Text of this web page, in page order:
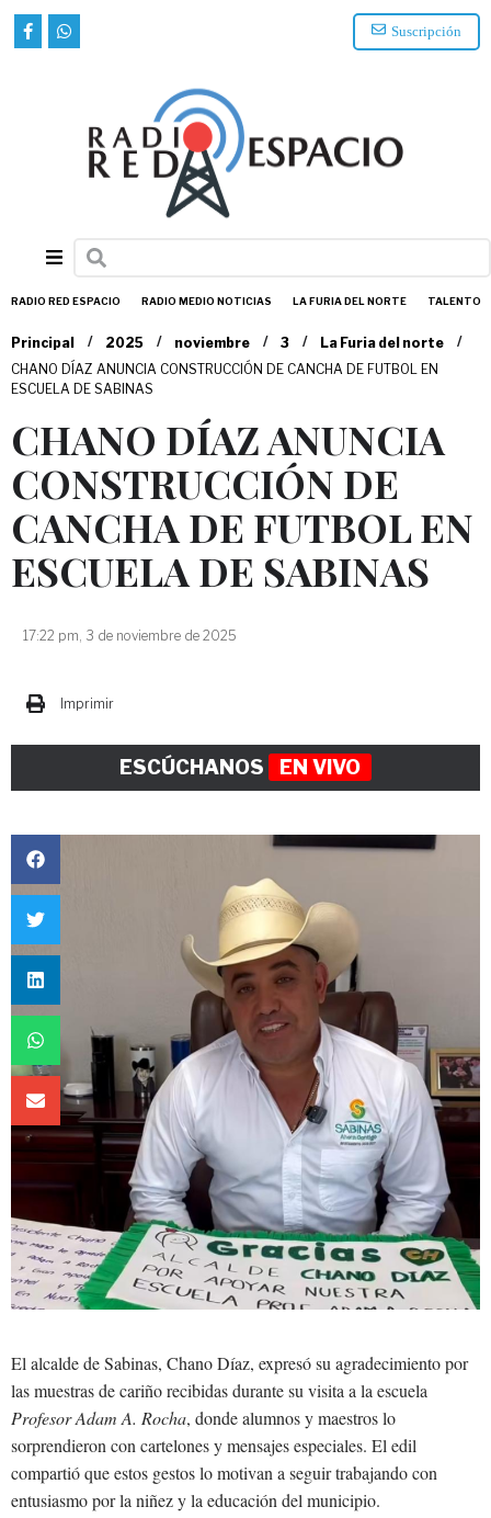
Suscripción
RADIO RED ESPACIO RADIO MEDIO NOTICIAS LA FURIA DEL NORTE TALENTO
Principal / 2025 / noviembre / 3 / La Furia del norte
/
CHANO DÍAZ ANUNCIA CONSTRUCCIÓN DE CANCHA DE FUTBOL EN
ESCUELA DE SABINAS
CHANO DÍAZ ANUNCIA
CONSTRUCCIÓN DE
CANCHA DE FUTBOL EN
ESCUELA DE SABINAS
17:22 pm, 3 de noviembre de 2025
Imprimir
ESCÚCHANOS EN VIVO
El alcalde de Sabinas, Chano Díaz, expresó su agradecimiento por
las muestras de cariño recibidas durante su visita a la escuela
Profesor Adam A. Rocha, donde alumnos y maestros lo
sorprendieron con cartelones y mensajes especiales. El edil
compartió que estos gestos lo motivan a seguir trabajando con
entusiasmo por la niñez y la educación del municipio.